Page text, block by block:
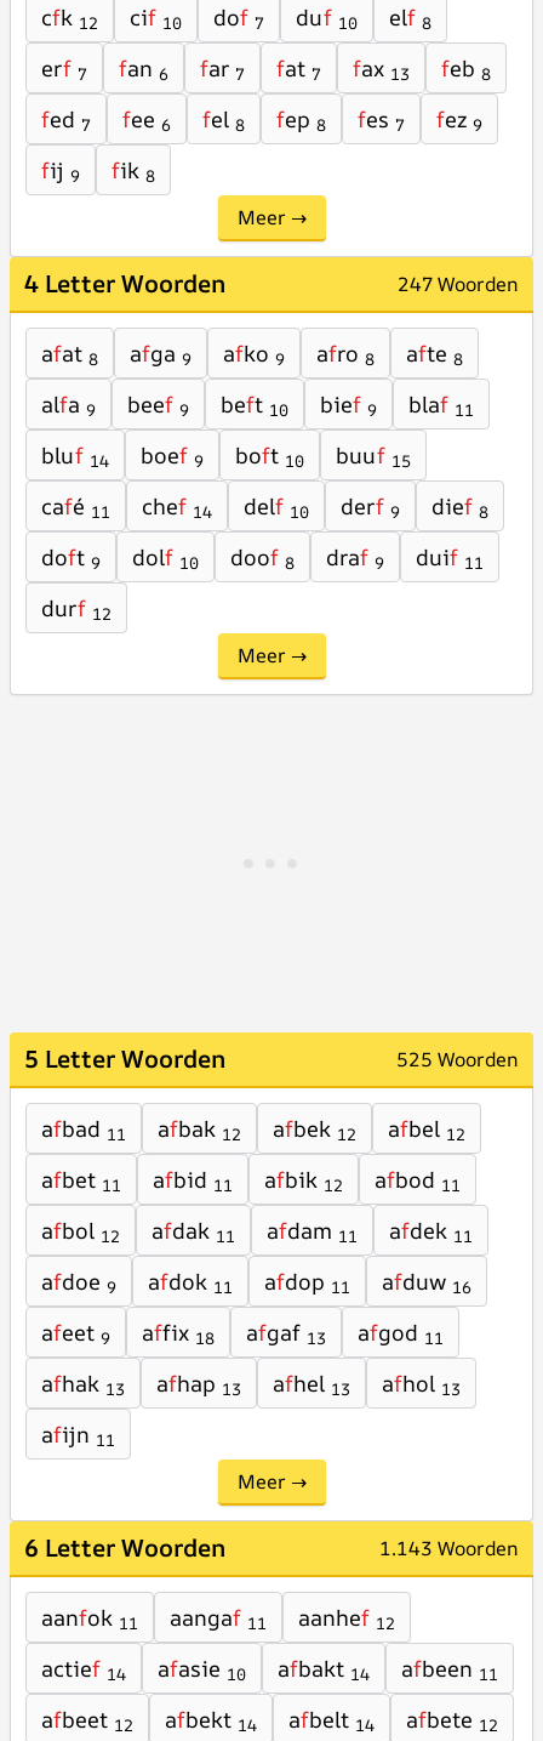
cfk 12 cif 10 dof 7 duf 10 elf 8
erf 7 fan 6 far 7 fat 7 fax 13 feb 8
fed 7 fee 6 fel 8 fep 8 fes 7 fez 9
fij 9 fik 8
Meer →
4 Letter Woorden 247 Woorden
afat 8 afga 9 afko 9 afro 8 afte 8
alfa 9 beef 9 beft 10 bief 9 blaf 11
bluf 14 boef 9 boft 10 buuf 15
café 11 chef 14 delf 10 derf 9 dief 8
doft 9 dolf 10 doof 8 draf 9 duif 11
durf 12
Meer →
5 Letter Woorden 525 Woorden
afbad 11 afbak 12 afbek 12 afbel 12
afbet 11 afbid 11 afbik 12 afbod 11
afbol 12 afdak 11 afdam 11 afdek 11
afdoe 9 afdok 11 afdop 11 afduw 16
afeet 9 affix 18 afgaf 13 afgod 11
afhak 13 afhap 13 afhel 13 afhol 13
afijn 11
Meer →
6 Letter Woorden 1.143 Woorden
aanfok 11 aangaf 11 aanhef 12
actief 14 afasie 10 afbakt 14 afbeen 11
afbeet 12 afbekt 14 afbelt 14 afbete 12